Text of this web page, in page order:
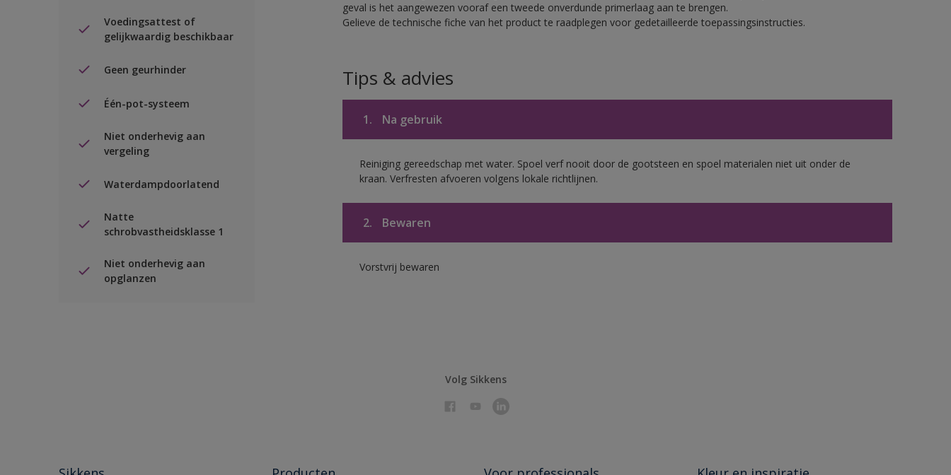
Voedingsattest of
gelijkwaardig beschikbaar
Geen geurhinder
Één-pot-systeem
Niet onderhevig aan
vergeling
Waterdampdoorlatend
Natte
schrobvastheidsklasse 1
Niet onderhevig aan
opglanzen
geval is het aangewezen vooraf een tweede onverdunde primerlaag aan te brengen.
Gelieve de technische fiche van het product te raadplegen voor gedetailleerde toepassingsinstructies.
Tips & advies
1. Na gebruik
Reiniging gereedschap met water. Spoel verf nooit door de gootsteen en spoel materialen niet uit onder de
kraan. Verfresten afvoeren volgens lokale richtlijnen.
2. Bewaren
Vorstvrij bewaren
Volg Sikkens